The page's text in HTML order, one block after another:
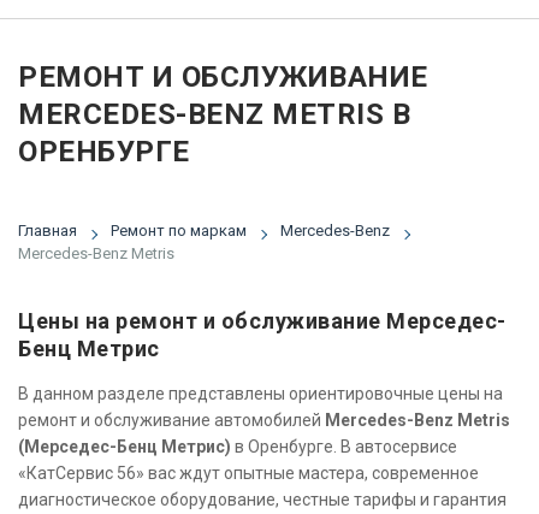
РЕМОНТ И ОБСЛУЖИВАНИЕ
MERCEDES-BENZ METRIS В
ОРЕНБУРГЕ
Главная Ремонт по маркам
Mercedes-Benz
Mercedes-Benz Metris
Цены на ремонт и обслуживание Мерседес-
Бенц Метрис
В данном разделе представлены ориентировочные цены на
ремонт и обслуживание автомобилей Mercedes-Benz Metris
(Мерседес-Бенц Метрис) в Оренбурге. В автосервисе
«КатСервис 56» вас ждут опытные мастера, современное
диагностическое оборудование, честные тарифы и гарантия